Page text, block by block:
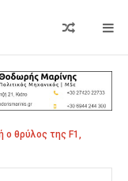
θρύλος της F1,